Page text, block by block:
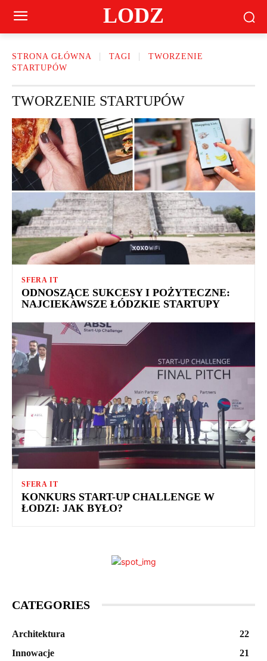
LODZ
STRONA GŁÓWNA TAGI
TWORZENIE
STARTUPÓW
TWORZENIE STARTUPÓW
SFERA IT
ODNOSZĄCE SUKCESY I POŻYTECZNE:
NAJCIEKAWSZE ŁÓDZKIE STARTUPY
SFERA IT
KONKURS START-UP CHALLENGE W
ŁODZI: JAK BYŁO?
CATEGORIES
Architektura
22
Innowacje
21